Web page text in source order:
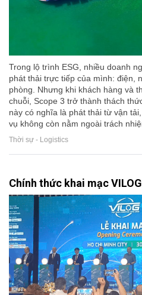
Trong lộ trình ESG, nhiều doanh
phát thải trực tiếp của mình: điện,
phòng. Nhưng khi khách hàng và
chuỗi, Scope 3 trở thành thách
này có nghĩa là phát thải từ vận
vụ không còn nằm ngoài trách
Thời sự - Logistics
Chính thức khai mạc